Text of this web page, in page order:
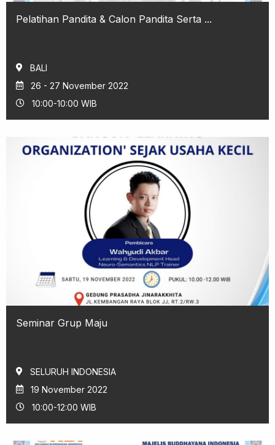
Pelatihan Pandita & Calon Pandita Serta ...
BALI
26 - 27 November 2022
10:00-10:00 WIB
Seminar Grup Maju
SELURUH INDONESIA
19 November 2022
10:00-12:00 WIB